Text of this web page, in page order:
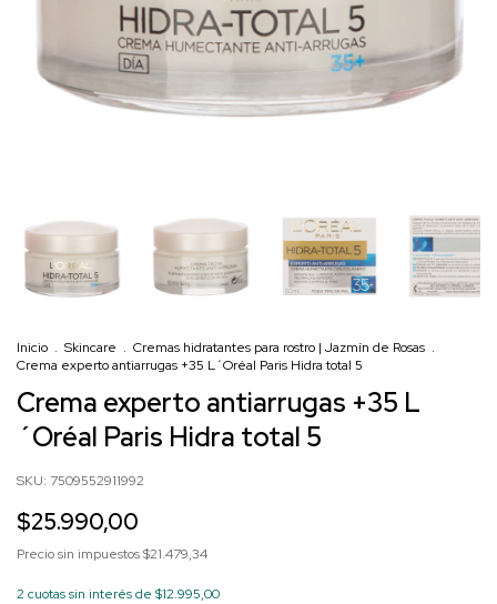
Inicio . Skincare . Cremas hidratantes para rostro | Jazmín de Rosas .
Crema experto antiarrugas +35 L´Oréal Paris Hidra total 5
Crema experto antiarrugas +35 L
´Oréal Paris Hidra total 5
SKU: 7509552911992
$25.990,00
Precio sin impuestos$21.479,34
2 cuotas sin interés de $12.995,00